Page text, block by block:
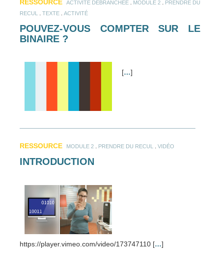
RESSOURCE ACTIVITÉ DÉBRANCHÉE MODULE 2
PRENDRE DU
RECUL
TEXTE ACTIVITÉ
POUVEZ-VOUS COMPTER SUR LE
BINAIRE ?
[…]
RESSOURCE MODULE 2 PRENDRE DU RECUL VIDÉO
INTRODUCTION
https://player.vimeo.com/video/173747110 […]